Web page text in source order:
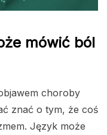
mówić ból
choroby
znać o tym, że coś
Język może